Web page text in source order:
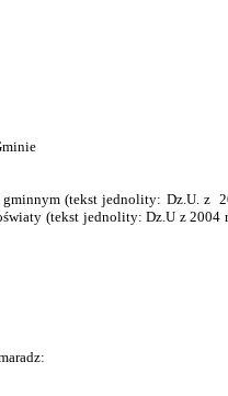
(tekst jednolity: Dz.U. z
(tekst jednolity: Dz.U z 2004